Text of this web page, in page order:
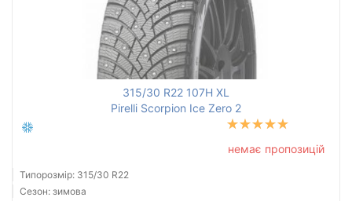
315/30 R22 107H XL
Pirelli Scorpion Ice Zero 2
немає пропозицій
Типорозмір: 315/30 R22
Сезон: зимова